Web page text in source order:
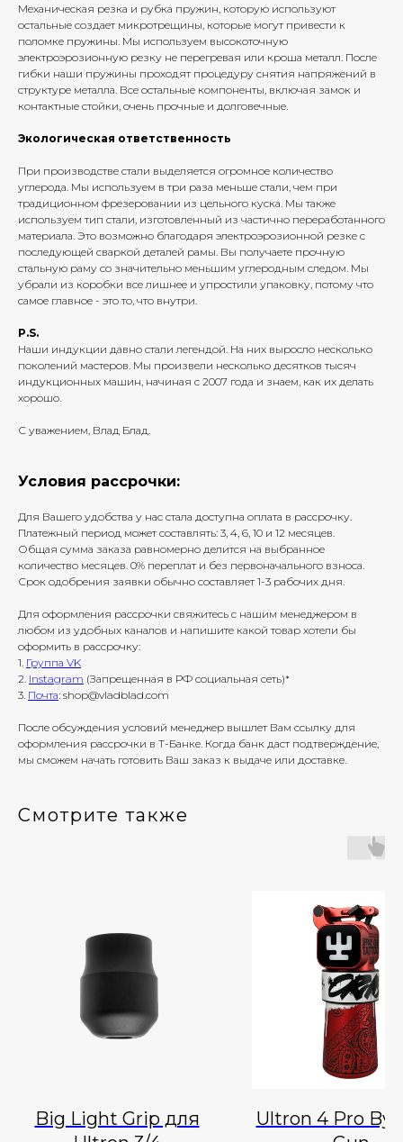
Механическая резка и рубка пружин, которую используют
остальные создает микротрещины, которые могут привести к
поломке пружины. Мы используем высокоточную
электроэрозионную резку не перегревая или кроша металл. После
гибки наши пружины проходят процедуру снятия напряжений в
структуре металла. Все остальные компоненты, включая замок и
контактные стойки, очень прочные и долговечные.
Экологическая ответственность
При производстве стали выделяется огромное количество
углерода. Мы используем в три раза меньше стали, чем при
традиционном фрезеровании из цельного куска. Мы также
используем тип стали, изготовленный из частично переработанного
материала. Это возможно благодаря электроэрозионной резке с
последующей сваркой деталей рамы. Вы получаете прочную
стальную раму со значительно меньшим углеродным следом. Мы
убрали из коробки все лишнее и упростили упаковку, потому что
самое главное - это то, что внутри.
P.S.
Наши индукции давно стали легендой. На них выросло несколько
поколений мастеров. Мы произвели несколько десятков тысяч
индукционных машин, начиная с 2007 года и знаем, как их делать
хорошо.
С уважением, Влад Блад.
Условия рассрочки:
Для Вашего удобства у нас стала доступна оплата в рассрочку.
Платежный период может составлять: 3, 4, 6, 10 и 12 месяцев.
Общая сумма заказа равномерно делится на выбранное
количество месяцев. 0% переплат и без первоначального взноса.
Срок одобрения заявки обычно составляет 1-3 рабочих дня.
Для оформления рассрочки свяжитесь с нашим менеджером в
любом из удобных каналов и напишите какой товар хотели бы
оформить в рассрочку:
1. Группа VK
2. Instagram (Запрещенная в РФ социальная сеть)*
3. Почта: shop@vladblad.com
После обсуждения условий менеджер вышлет Вам ссылку для
оформления рассрочки в Т-Банке. Когда банк даст подтверждение,
мы сможем начать готовить Ваш заказ к выдаче или доставке.
Смотрите также
Big Light Grip для
Ultron 4 Pro By